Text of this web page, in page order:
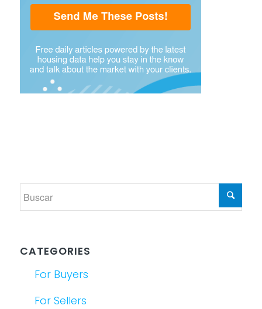
CATEGORIES
For Buyers
For Sellers